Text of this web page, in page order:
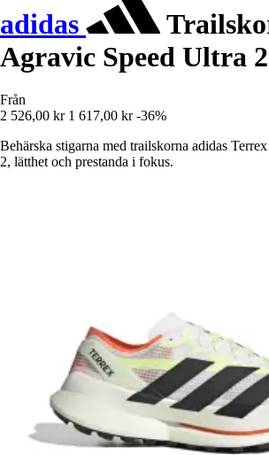
adidas
Agravic Speed Ultra 2
Från
2 526,00 kr 1 617,00 kr -36%
Behärska stigarna med trailskorna adidas
2, lätthet och prestanda i fokus.